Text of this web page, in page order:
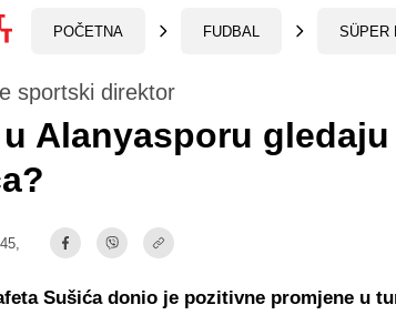
POČETNA FUDBAL SÜPER
sportski direktor
Alanyasporu
Sušića donio je pozitivne promjene u